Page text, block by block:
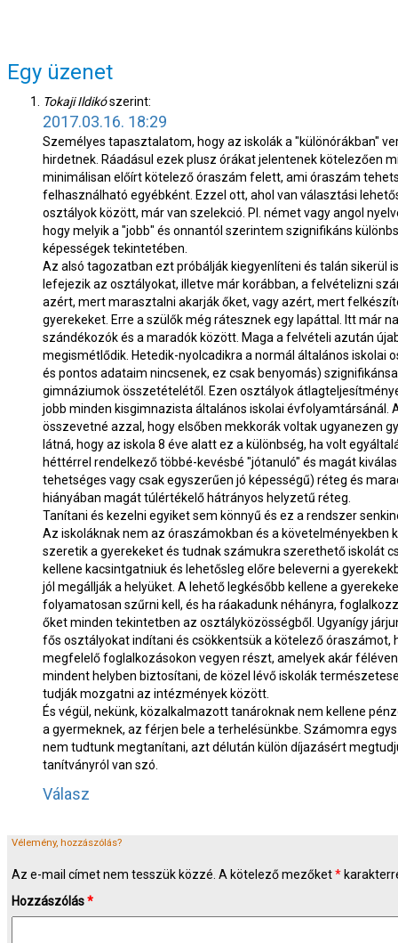
Egy üzenet
Tokaji Ildikószerint:
2017.03.16. 18:29
Személyes tapasztalatom, hogy az iskolák a "különórákban"
hirdetnek. Ráadásul ezek plusz órákat jelentenek kötelezően
minimálisan előírt kötelező óraszám felett, ami óraszám
felhasználható egyébként. Ezzel ott, ahol van választási
osztályok között, már van szelekció. Pl. német vagy angol
hogy melyik a "jobb" és onnantól szerintem szignifikáns
képességek tekintetében.
Az alsó tagozatban ezt próbálják kiegyenlíteni és talán sikerül
lefejezik az osztályokat, illetve már korábban, a felvételizni
azért, mert marasztalni akarják őket, vagy azért, mert
gyerekeket. Erre a szülők még rátesznek egy lapáttal. Itt már
szándékozók és a maradók között. Maga a felvételi azután
megismétlődik. Hetedik-nyolcadikra a normál általános
és pontos adataim nincsenek, ez csak benyomás)
gimnáziumok összetételétől. Ezen osztályok
jobb minden kisgimnazista általános iskolai évfolyamtársánál.
összevetné azzal, hogy elsőben mekkorák voltak ugyanezen
látná, hogy az iskola 8 éve alatt ez a különbség, ha volt
héttérrel rendelkező többé-kevésbé "jótanuló" és magát
tehetséges vagy csak egyszerűen jó képességű) réteg és
hiányában magát túlértékelő hátrányos helyzetű réteg.
Tanítani és kezelni egyiket sem könnyű és ez a rendszer
Az iskoláknak nem az óraszámokban és a követelményekben
szeretik a gyerekeket és tudnak számukra szerethető iskolát
kellene kacsintgatniuk és lehetősleg előre beleverni a
jól megállják a helyüket. A lehető legkésőbb kellene a
folyamatosan szűrni kell, és ha ráakadunk néhányra,
őket minden tekintetben az osztályközösségből. Ugyanígy
fős osztályokat indítani és csökkentsük a kötelező
megfelelő foglalkozásokon vegyen részt, amelyek akár
mindent helyben biztosítani, de közel lévő iskolák
tudják mozgatni az intézmények között.
És végül, nekünk, közalkalmazott tanároknak nem kellene
a gyermeknek, az férjen bele a terhelésünkbe. Számomra
nem tudtunk megtanítani, azt délután külön díjazásért
tanítványról van szó.
Válasz
Vélemény, hozzászólás?
Az e-mail címet nem tesszük közzé. A kötelező mezőket*
Hozzászólás*